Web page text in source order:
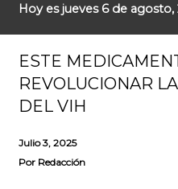
Hoy es jueves 6 de agosto,
ESTE
REVOLUCIONAR
DEL VIH
Julio 3, 2025
Por Redacción